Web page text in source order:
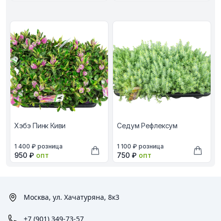
Хэбэ Пинк Киви
В наличии, цена в рублях
1 400 ₽ розница
Оптовая цена в рублях
950 ₽ опт
Добавить в корзину
Седум Рефлексум
В наличии, цена в рублях
1 100 ₽ розница
Оптовая цена в рублях
750 ₽ опт
Москва, ул. Хачатуряна, 8к3
+7 (901) 349-73-57